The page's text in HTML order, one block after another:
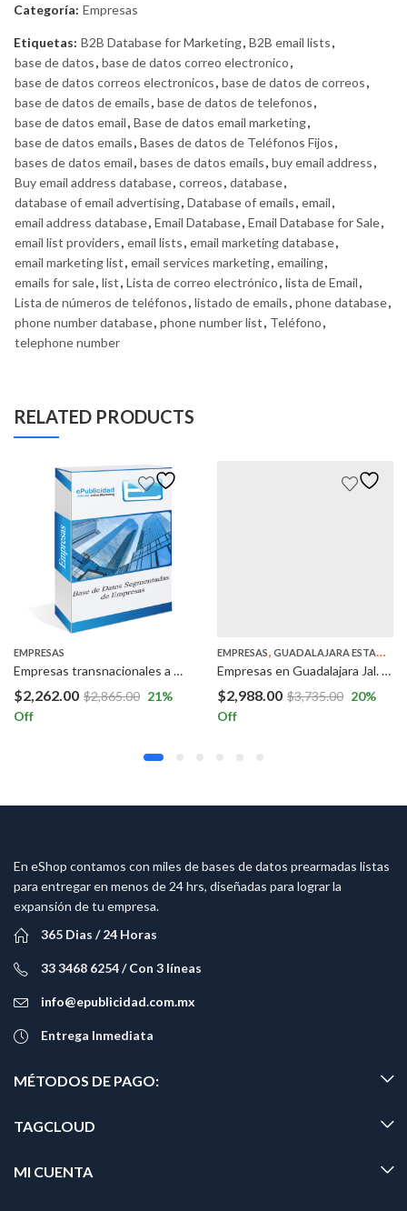
Categoría: Empresas
Etiquetas: B2B Database for Marketing, B2B email lists,
base de datos, base de datos correo electronico,
base de datos correos electronicos, base de datos de correos,
base de datos de emails, base de datos de telefonos,
base de datos email, Base de datos email marketing,
base de datos emails, Bases de datos de Teléfonos Fijos,
bases de datos email, bases de datos emails, buy email address,
Buy email address database, correos, database,
database of email advertising, Database of emails, email,
email address database, Email Database, Email Database for Sale,
email list providers, email lists, email marketing database,
email marketing list, email services marketing, emailing,
emails for sale, list, Lista de correo electrónico, lista de Email,
Lista de números de teléfonos, listado de emails, phone database,
phone number database, phone number list, Teléfono,
telephone number
RELATED PRODUCTS
EMPRESAS
Empresas transnacionales a Nivel Nacional.
$2,262.00 $2,865.00 21%
Off
EMPRESAS, GUADALAJARA ESTADO DE JALISCO
Empresas en Guadalajara Jal. México
$2,988.00 $3,735.00 20%
Off
En eShop contamos con miles de bases de datos prearmadas listas
para entregar en menos de 24 hrs, diseñadas para lograr la
expansión de tu empresa.
365 Dias / 24 Horas
33 3468 6254 / Con 3 líneas
info@epublicidad.com.mx
Entrega Inmediata
MÉTODOS DE PAGO:
TAGCLOUD
MI CUENTA